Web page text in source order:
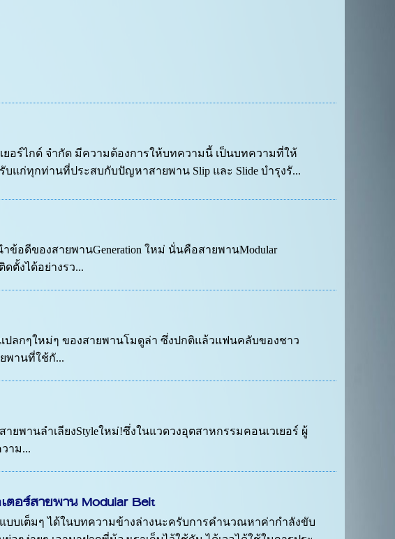
ยอร์ไกด์ จำกัด มีความต้องการให้บทความนี้ เป็นบทความที่ให้
บแก่ทุกท่านที่ประสบกับปัญหาสายพาน Slip และ Slide บำรุงรั...
อดีของสายพานGeneration ใหม่ นั่นคือสายพานModular
ตั้งได้อย่างรว...
ปลกๆใหม่ๆ ของสายพานโมดูล่า ซึ่งปกติแล้วแฟนคลับของชาว
พานที่ใช้กั...
ยพานลำเลียงStyleใหม่!ซึ่งในแวดวงอุตสาหกรรมคอนเวเยอร์ ผู้
าม...
ตอร์สายพาน Modular Belt
บเต็มๆ ได้ในบทความข้างล่างนะครับการคำนวณหาค่ากำลังขับ